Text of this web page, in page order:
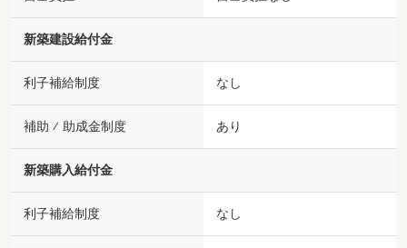
新築建設給付金
利子補給制度 なし
補助 ⁄ 助成金制度 あり
新築購入給付金
利子補給制度 なし